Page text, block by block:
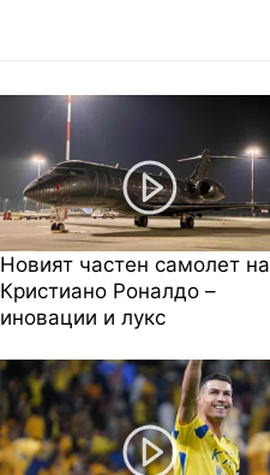
Новият частен самолет на
Кристиано Роналдо –
иновации и лукс